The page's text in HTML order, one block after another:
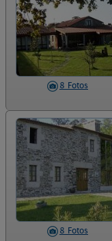
8 Fotos
8 Fotos